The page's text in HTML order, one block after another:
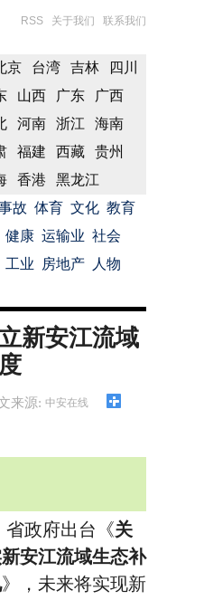
RSS 关于我们 联系我们
京 台湾 吉林
四川
山西 广东
广西
河南 浙江
海南
福建 西藏
贵州
香港
黑龙江
故 体育 文化 教育
健康 运输业 社会
工业 房地产
人物
新安江流域
来源: 中安在线
省政府出台《关
安江流域生态补
》，未来将实现新